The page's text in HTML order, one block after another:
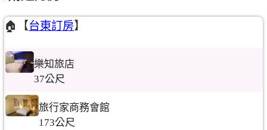
🏠【台東訂房】
樂知旅店
37公尺
旅行家商務會館
173公尺